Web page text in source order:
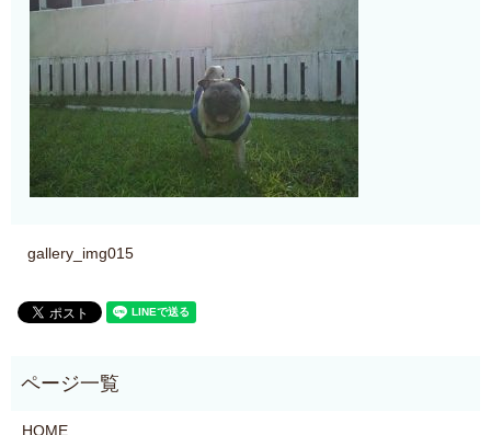
gallery_img015
HOME